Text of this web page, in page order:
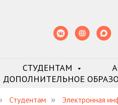
СТУДЕНТАМ
ДОПОЛНИТЕЛЬНОЕ
Студентам » Электронная